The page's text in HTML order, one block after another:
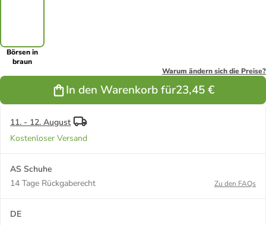
Börsen in
braun
Warum ändern sich die Preise?
In den Warenkorb für23,45 €
11. - 12. August
Kostenloser Versand
AS Schuhe
14 Tage Rückgaberecht
Zu den FAQs
DE